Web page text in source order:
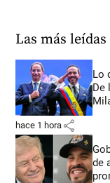
Las más leídas
Lo
De
hace 1 hora share
de